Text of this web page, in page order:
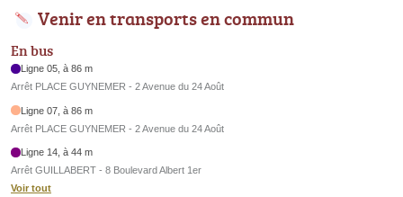
Venir en transports en commun
En bus
Ligne 05, à 86 m
Arrêt PLACE GUYNEMER - 2 Avenue du 24 Août
Ligne 07, à 86 m
Arrêt PLACE GUYNEMER - 2 Avenue du 24 Août
Ligne 14, à 44 m
Arrêt GUILLABERT - 8 Boulevard Albert 1er
Voir tout